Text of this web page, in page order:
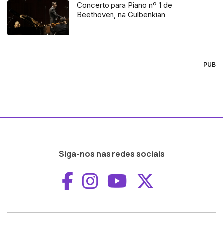
Concerto para Piano nº 1 de
Beethoven, na Gulbenkian
PUB
Siga-nos nas redes sociais
Aceder ao
Aceder ao
Aceder ao